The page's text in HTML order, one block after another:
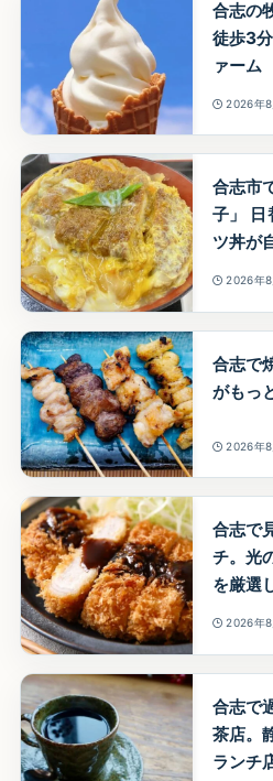
合志の
徒歩3
ァーム
2026年
合志市
子」 日
ツ丼が
2026年8
合志で
がもっ
2026年
合志で
チ。光
を厳選
2026年8
合志で
茶店。
ランチ